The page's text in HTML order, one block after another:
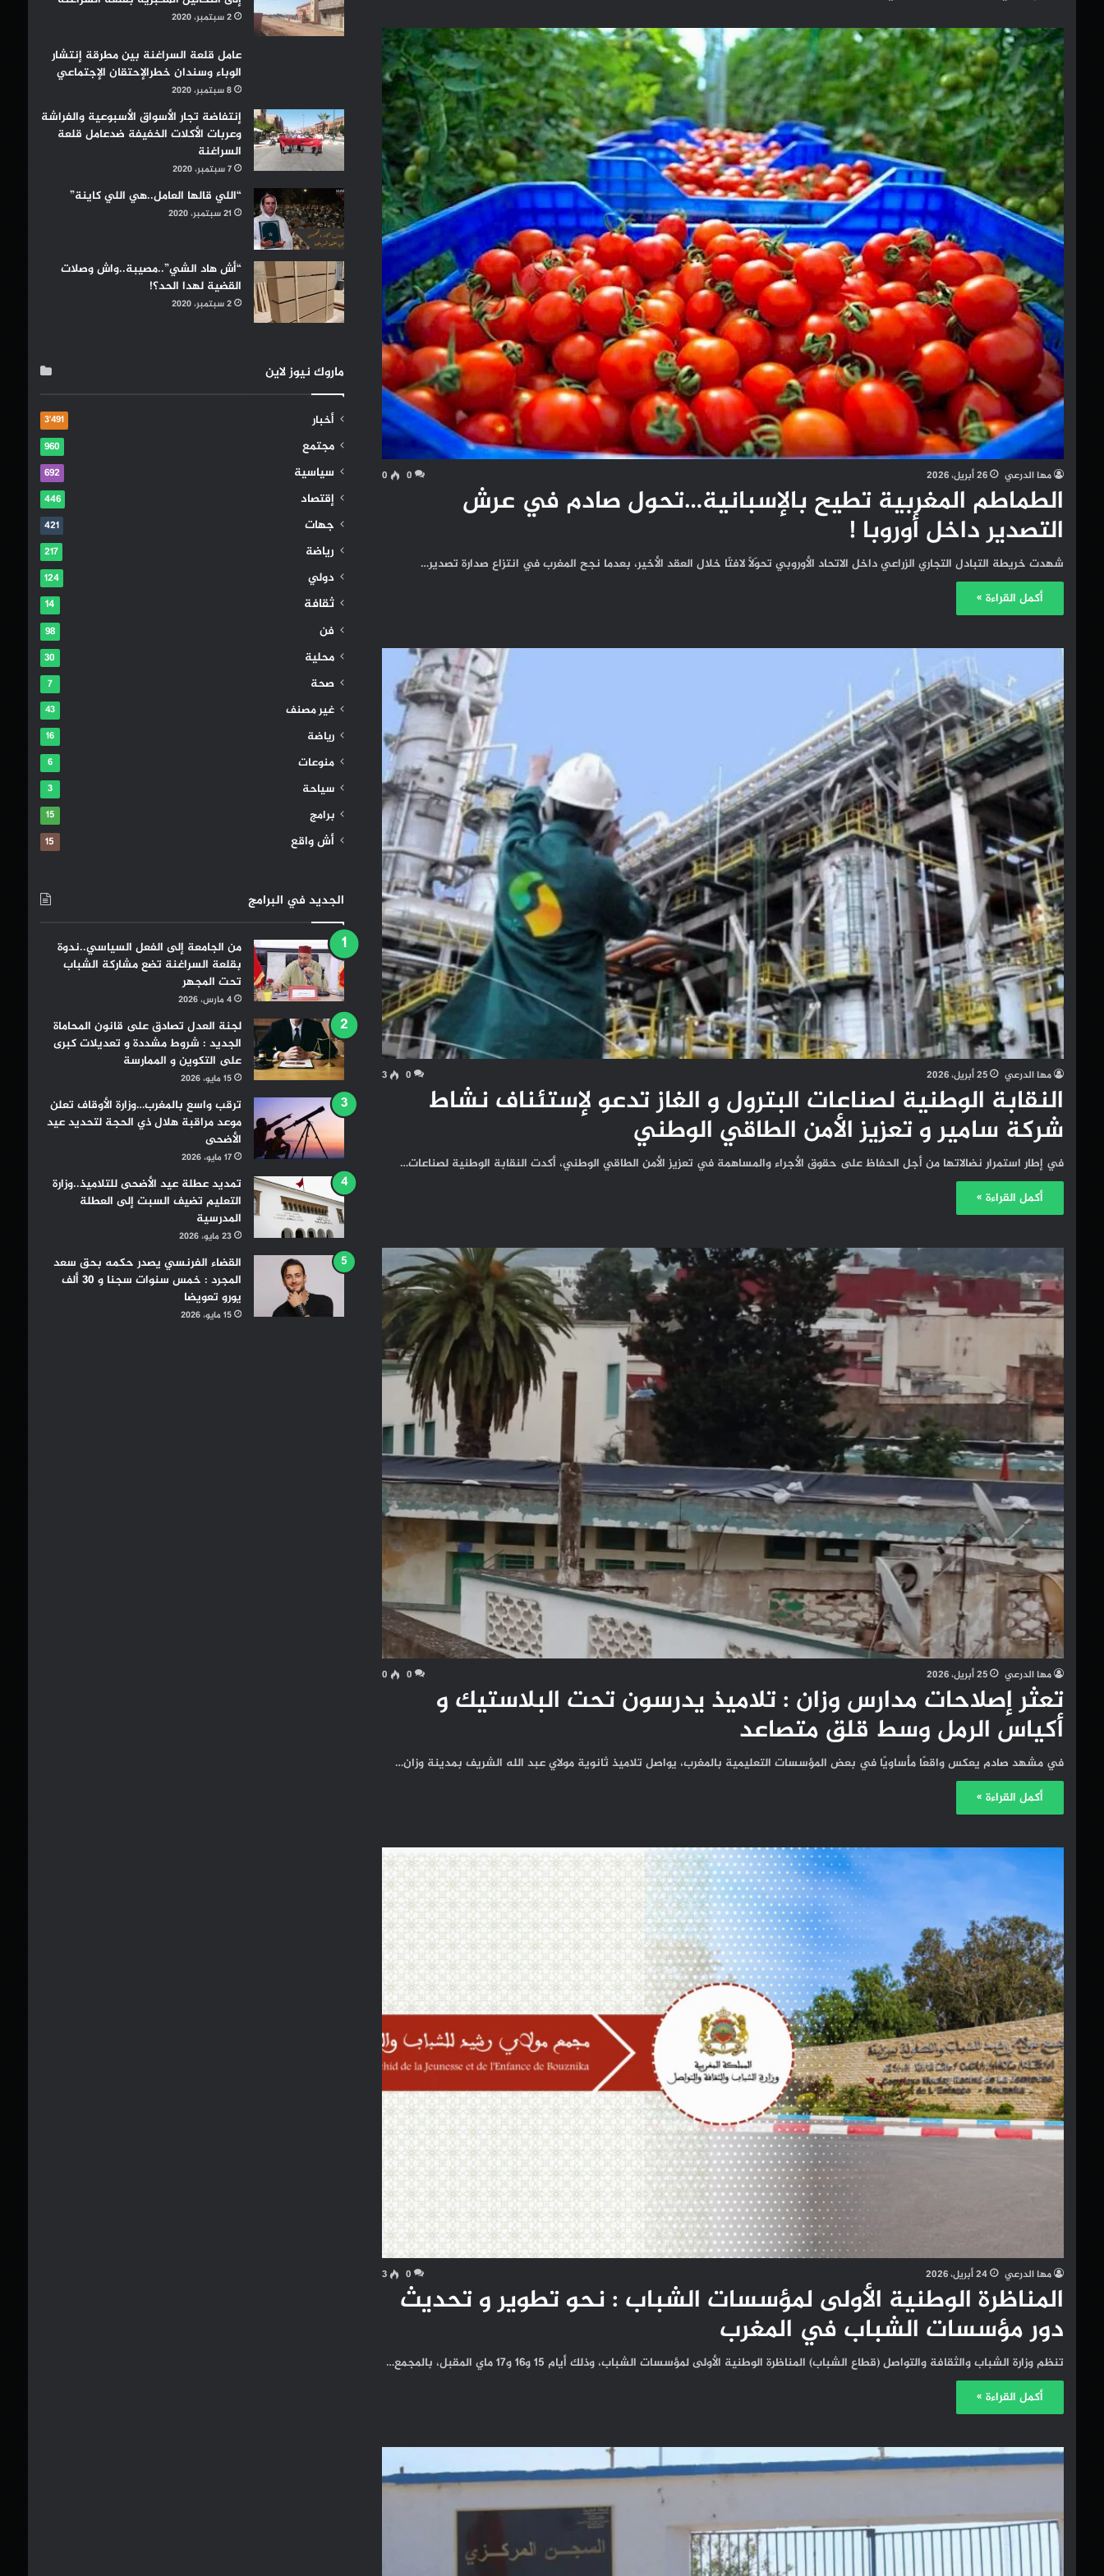
مها الدرعي 26 أبريل، 2026 0
0
الطماطم المغربية تطيح بالإسبانية…تحول صادم في عرش
التصدير داخل أوروبا !
شهدت خريطة التبادل التجاري الزراعي داخل الاتحاد الأوروبي تحوّلًا لافتًا خلال العقد الأخير، بعدما نجح المغرب في انتزاع صدارة تصدير…
أكمل القراءة »
مها الدرعي 25 أبريل، 2026 0
3
النقابة الوطنية لصناعات البترول و الغاز تدعو لإستئناف نشاط
شركة سامير و تعزيز الأمن الطاقي الوطني
في إطار استمرار نضالاتها من أجل الحفاظ على حقوق الأجراء والمساهمة في تعزيز الأمن الطاقي الوطني، أكدت النقابة الوطنية لصناعات…
أكمل القراءة »
مها الدرعي 25 أبريل، 2026 0
0
تعثر إصلاحات مدارس وزان : تلاميذ يدرسون تحت البلاستيك و
أكياس الرمل وسط قلق متصاعد
في مشهد صادم يعكس واقعًا مأساويًا في بعض المؤسسات التعليمية بالمغرب، يواصل تلاميذ ثانوية مولاي عبد الله الشريف بمدينة وزان…
أكمل القراءة »
مها الدرعي 24 أبريل، 2026 0
3
المناظرة الوطنية الأولى لمؤسسات الشباب : نحو تطوير و تحديث
دور مؤسسات الشباب في المغرب
تنظم وزارة الشباب والثقافة والتواصل (قطاع الشباب) المناظرة الوطنية الأولى لمؤسسات الشباب، وذلك أيام 15 و16 و17 ماي المقبل، بالمجمع…
أكمل القراءة »
2 سبتمبر، 2020
عامل قلعة السراغنة بين مطرقة إنتشار
الوباء وسندان خطرالإحتقان الإجتماعي
8 سبتمبر، 2020
إنتفاضة تجار الأسواق الأسبوعية والفراشة
وعربات الأكلات الخفيفة ضدعامل قلعة
السراغنة
7 سبتمبر، 2020
“اللي قالها العامل..هي اللي كاينة”
21 سبتمبر، 2020
“أش هاد الشي”..مصيبة..واش وصلات
القضية لهدا الحد؟!
2 سبتمبر، 2020
ماروك نيوز لاين
أخبار 3٬491
مجتمع 960
سياسية 692
إقتصاد 446
جهات 421
رياضة 217
دولي 124
ثقافة 14
فن 98
محلية 30
صحة 7
غير مصنف 43
رياضة 16
منوعات 6
سياحة 3
برامج 15
أش واقع 15
الجديد في البرامج
من الجامعة إلى الفعل السياسي..ندوة
بقلعة السراغنة تضع مشاركة الشباب
تحت المجهر
4 مارس، 2026
لجنة العدل تصادق على قانون المحاماة
الجديد : شروط مشددة و تعديلات كبرى
على التكوين و الممارسة
15 مايو، 2026
ترقب واسع بالمغرب…وزارة الأوقاف تعلن
موعد مراقبة هلال ذي الحجة لتحديد عيد
الأضحى
17 مايو، 2026
تمديد عطلة عيد الأضحى للتلاميذ..وزارة
التعليم تضيف السبت إلى العطلة
المدرسية
23 مايو، 2026
القضاء الفرنسي يصدر حكمه بحق سعد
المجرد : خمس سنوات سجنا و 30 ألف
يورو تعويضا
15 مايو، 2026